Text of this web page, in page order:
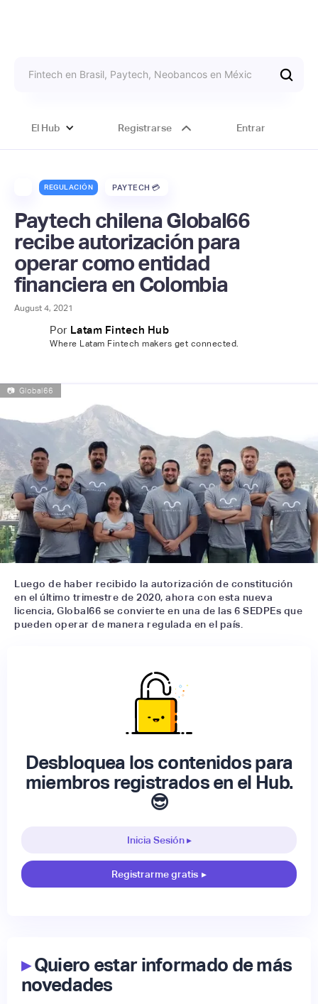
El Hub Registrarse Entrar
REGULACIÓN PAYTECH 💳
Paytech chilena Global66
recibe autorización para
operar como entidad
financiera en Colombia
August 4, 2021
Por Latam Fintech Hub
Where Latam Fintech makers get connected.
📷 Global66
Luego de haber recibido la autorización de constitución
en el último trimestre de 2020, ahora con esta nueva
licencia, Global66 se convierte en una de las 6 SEDPEs que
pueden operar de manera regulada en el país.
Desbloquea los contenidos para
miembros registrados en el Hub.
😎
Inicia Sesión ▸
Registrarme gratis ▸
▸Quiero estar informado de más
novedades